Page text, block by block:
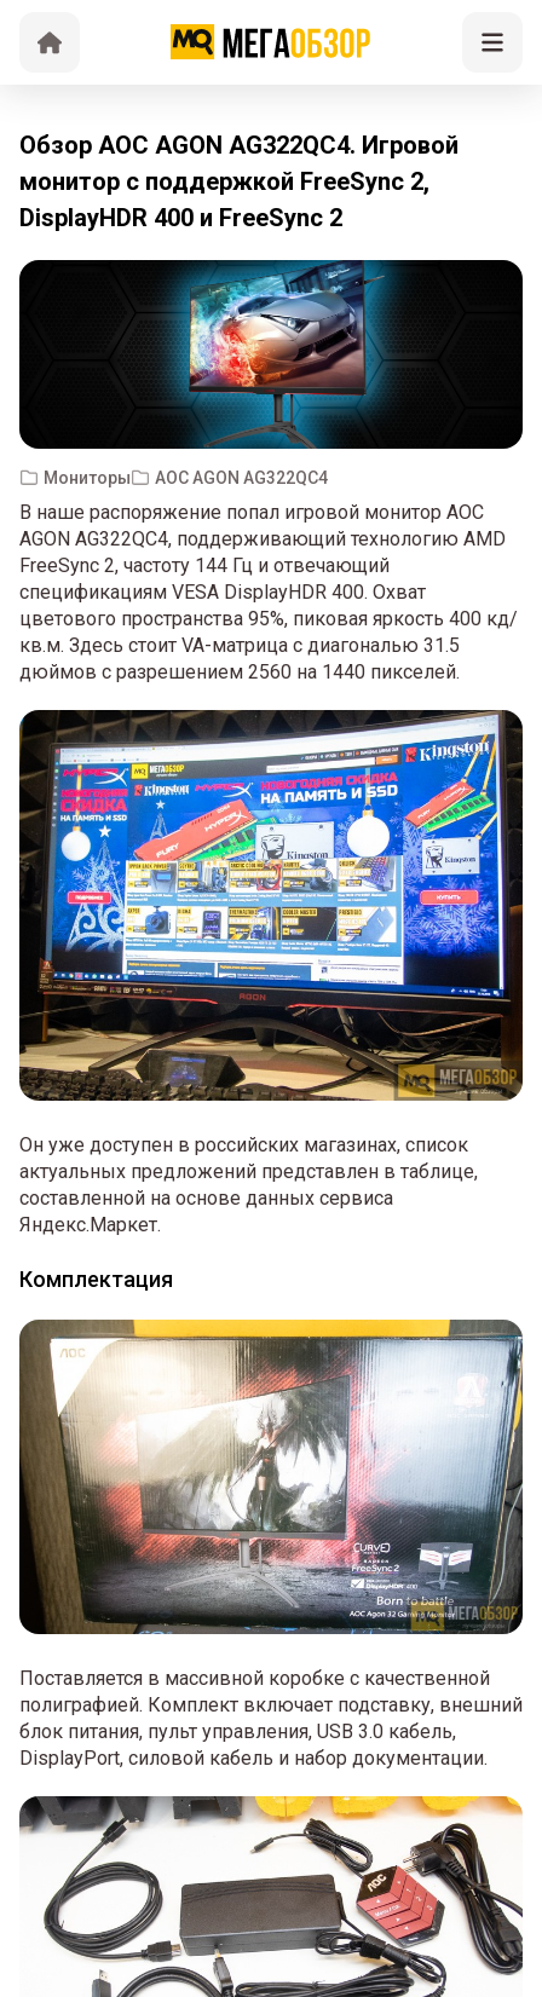
Обзор AOC AGON AG322QC4. Игровой
монитор с поддержкой FreeSync 2,
DisplayHDR 400 и FreeSync 2
Мониторы AOC AGON AG322QC4
В наше распоряжение попал игровой монитор AOC
AGON AG322QC4, поддерживающий технологию AMD
FreeSync 2, частоту 144 Гц и отвечающий
спецификациям VESA DisplayHDR 400. Охват
цветового пространства 95%, пиковая яркость 400 кд/
кв.м. Здесь стоит VA-матрица с диагональю 31.5
дюймов с разрешением 2560 на 1440 пикселей.
Он уже доступен в российских магазинах, список
актуальных предложений представлен в таблице,
составленной на основе данных сервиса
Яндекс.Маркет.
Комплектация
Поставляется в массивной коробке с качественной
полиграфией. Комплект включает подставку, внешний
блок питания, пульт управления, USB 3.0 кабель,
DisplayPort, силовой кабель и набор документации.